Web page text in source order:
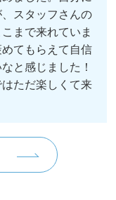
スタッフさんの
まで来れていま
てもらえて自信
と感じました！
ただ楽しくて来